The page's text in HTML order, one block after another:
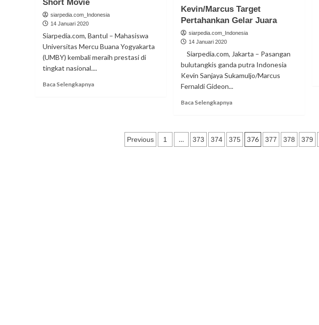
Babak
Digenjot
Latihan
Fisik
Short Movie
siarpedia.com_Indonesia
14 Januari 2020
Siarpedia.com, Bantul – Mahasiswa
Universitas Mercu Buana Yogyakarta
(UMBY) kembali meraih prestasi di
tingkat nasional....
Baca SelengkapnyaRead
Kevin/Marcus Target
Pertahankan Gelar Juara
siarpedia.com_Indonesia
14 Januari 2020
Siarpedia.com, Jakarta – Pasangan
bulutangkis ganda putra Indonesia
Kevin Sanjaya Sukamuljo/Marcus
Fernaldi Gideon...
Baca SelengkapnyaRead
Target
Pertahankan
Paginasi
Previous 1 … 373 374 375 376 377 378 379